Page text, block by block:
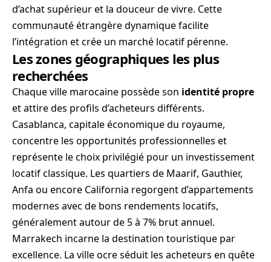
d’achat supérieur et la douceur de vivre. Cette
communauté étrangère dynamique facilite
l’intégration et crée un marché locatif pérenne.
Les zones géographiques les plus
recherchées
Chaque ville marocaine possède son identité propre
et attire des profils d’acheteurs différents.
Casablanca, capitale économique du royaume,
concentre les opportunités professionnelles et
représente le choix privilégié pour un investissement
locatif classique. Les quartiers de Maarif, Gauthier,
Anfa ou encore California regorgent d’appartements
modernes avec de bons rendements locatifs,
généralement autour de 5 à 7% brut annuel.
Marrakech incarne la destination touristique par
excellence. La ville ocre séduit les acheteurs en quête